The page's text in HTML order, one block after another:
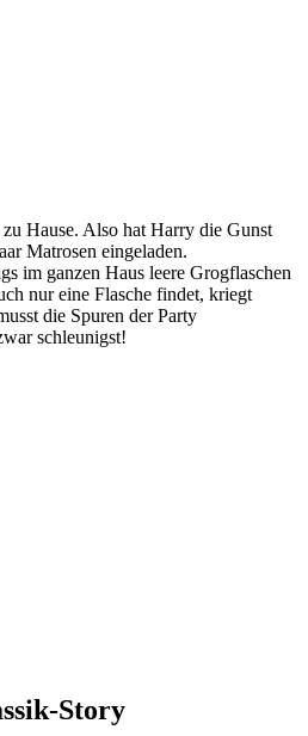
Hause. Also hat Harry die Gunst
Matrosen eingeladen.
im ganzen Haus leere Grogflaschen
nur eine Flasche findet, kriegt
die Spuren der Party
schleunigst!
Story